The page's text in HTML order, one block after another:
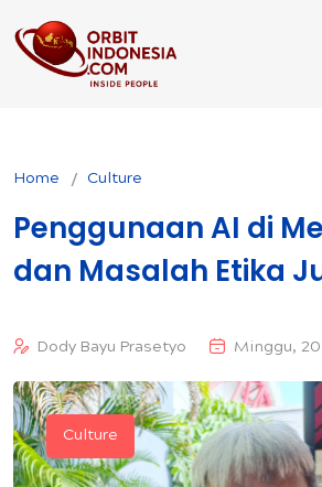
Home Culture
Penggunaan AI di
dan Masalah Etika
Dody Bayu Prasetyo Minggu, 20
Culture